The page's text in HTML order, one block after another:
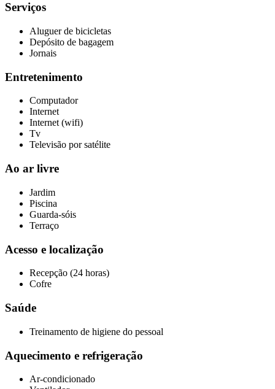
Serviços
Aluguer de bicicletas
Depósito de bagagem
Jornais
Entretenimento
Computador
Internet
Internet (wifi)
Tv
Televisão por satélite
Ao ar livre
Jardim
Piscina
Guarda-sóis
Terraço
Acesso e localização
Recepção (24 horas)
Cofre
Saúde
Treinamento de higiene do pessoal
Aquecimento e refrigeração
Ar-condicionado